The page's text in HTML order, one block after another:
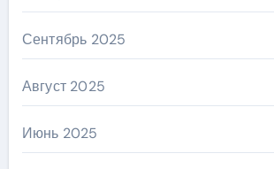
Сентябрь 2025
Август 2025
Июнь 2025